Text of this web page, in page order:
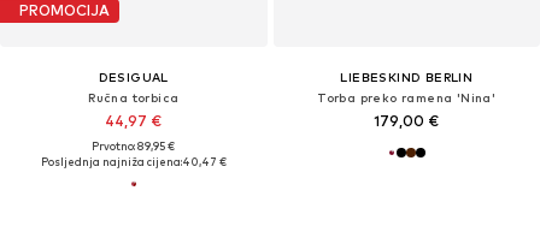
PROMOCIJA
DESIGUAL
Ručna torbica
44,97 €
Prvotno: 89,95 €
Posljednja najniža cijena:40,47 €
LIEBESKIND BERLIN
Torba preko ramena 'Nina'
179,00 €